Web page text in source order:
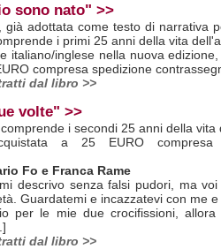
sono nato" >>
già adottata come testo di narrativa
i primi 25 anni della vita
italiano/inglese nella nuova
compresa spedizione
dal libro >>
volte" >>
i secondi 25 anni della vita
a 25 EURO compresa
Fo e Franca Rame
descrivo senza falsi pudori, ma voi
Guardatemi e incazzatevi con me
per le mie due crocifissioni, allora
dal libro >>